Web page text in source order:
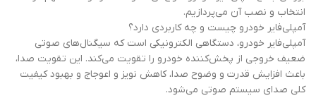
انتخاب و نصب آن می‌پردازیم.
آمپلی‌فایر خودرو چیست و چه کاربردی دارد؟
آمپلی‌فایر خودرو، دستگاهی الکترونیکی است که سیگنال‌های صوتی
ضعیف خروجی از پخش‌کننده خودرو را تقویت می‌کند. این تقویت صدا،
باعث افزایش قدرت و وضوح صدا، کاهش نویز و اعوجاج و بهبود کیفیت
کلی صدای سیستم صوتی می‌شود.